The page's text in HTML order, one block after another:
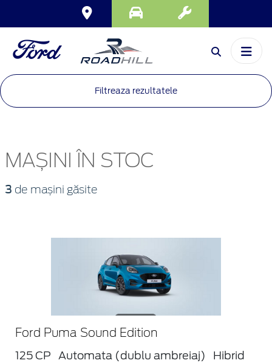
Filtreaza rezultatele
MAȘINI ÎN STOC
3 de mașini găsite
Ford Puma Sound Edition
125 CP Automata (dublu ambreiaj)
Hibrid